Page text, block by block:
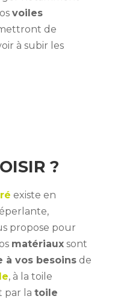
voiles
de
à subir les
?
existe en
propose pour
matériaux sont
à vos besoins de
, à la toile
par la toile